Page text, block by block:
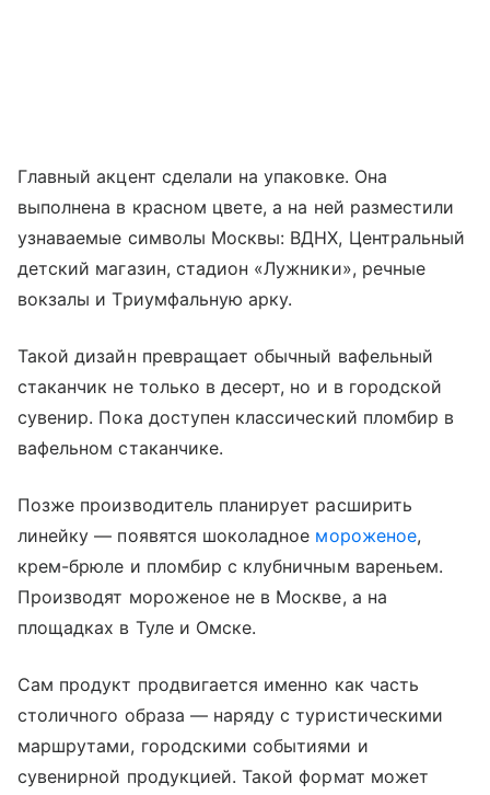
Главный акцент сделали на упаковке. Она
выполнена в красном цвете, а на ней разместили
узнаваемые символы Москвы: ВДНХ, Центральный
детский магазин, стадион «Лужники», речные
вокзалы и Триумфальную арку.
Такой дизайн превращает обычный вафельный
стаканчик не только в десерт, но и в городской
сувенир. Пока доступен классический пломбир в
вафельном стаканчике.
Позже производитель планирует расширить
линейку — появятся шоколадное мороженое,
крем-брюле и пломбир с клубничным вареньем.
Производят мороженое не в Москве, а на
площадках в Туле и Омске.
Сам продукт продвигается именно как часть
столичного образа — наряду с туристическими
маршрутами, городскими событиями и
сувенирной продукцией. Такой формат может